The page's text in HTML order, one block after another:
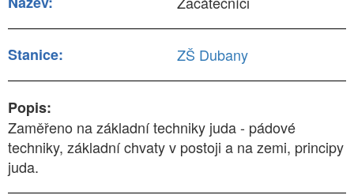
Stanice: ZŠ Dubany
Popis:
Zaměřeno na základní techniky juda - pádové
techniky, základní chvaty v postoji a na zemi, principy
juda.